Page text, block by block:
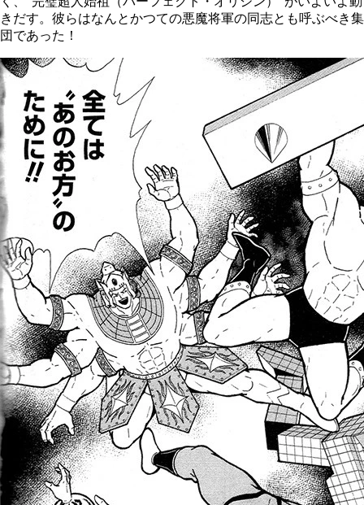
きだす。彼らはなんとかつての悪魔将軍の同志とも呼ぶべき集
団であった！